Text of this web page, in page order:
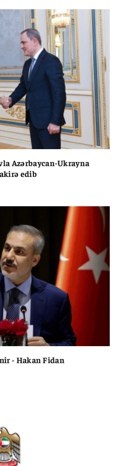
Azərbaycan-Ukrayna
edib
- Hakan Fidan